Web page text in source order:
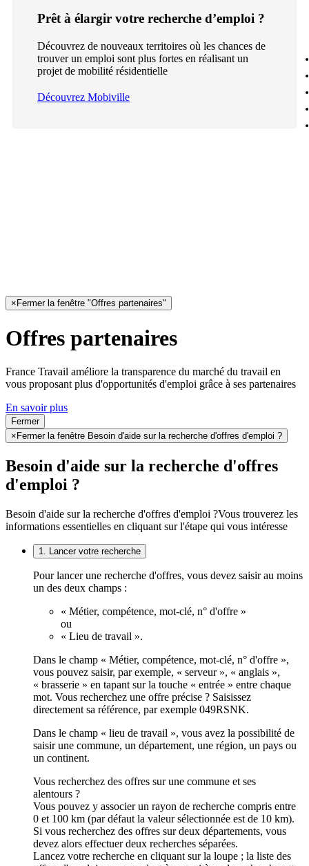
Prêt à élargir votre recherche d’emploi ?
Découvrez de nouveaux territoires où les chances de
trouver un emploi sont plus fortes en réalisant un
projet de mobilité résidentielle
Découvrez Mobiville
× Fermer la fenêtre "Offres partenaires"
Offres partenaires
France Travail améliore la transparence du marché du travail en
vous proposant plus d'opportunités d'emploi grâce à ses partenaires
En savoir plus
Fermer
× Fermer la fenêtre Besoin d'aide sur la recherche d'offres d'emploi ?
Besoin d'aide sur la recherche d'offres
d'emploi ?
Besoin d'aide sur la recherche d'offres d'emploi ?Vous trouverez les
informations essentielles en cliquant sur l'étape qui vous intéresse
1. Lancer votre recherche
Pour lancer une recherche d'offres, vous devez saisir au moins
un des deux champs :
« Métier, compétence, mot-clé, n° d'offre »
ou
« Lieu de travail ».
Dans le champ « Métier, compétence, mot-clé, n° d'offre »,
vous pouvez saisir, par exemple, « serveur », « anglais »,
« brasserie » en tapant sur la touche « entrée » entre chaque
mot. Vous recherchez une offre précise ? Saisissez
directement sa référence, par exemple 049RSNK.
Dans le champ « lieu de travail », vous avez la possibilité de
saisir une commune, un département, une région, un pays ou
un continent.
Vous recherchez des offres sur une commune et ses
alentours ?
Vous pouvez y associer un rayon de recherche compris entre
0 et 100 km (par défaut la valeur sélectionnée est de 10 km).
Si vous recherchez des offres sur deux départements, vous
devez alors effectuer deux recherches séparées.
Lancez votre recherche en cliquant sur la loupe ; la liste des